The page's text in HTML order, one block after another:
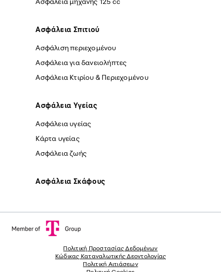
Ασφάλεια Σπιτιού
Ασφάλιση περιεχομένου
Ασφάλεια για δανειολήπτες
Ασφάλεια Κτιρίου & Περιεχομένου
Ασφάλεια Yγείας
Ασφάλεια υγείας
Κάρτα υγείας
Ασφάλεια ζωής
Ασφάλεια Σκάφους
Πολιτική Προστασίας Δεδομένων
Κώδικας Καταναλωτικής Δεοντολογίας
Πολιτική Αιτιάσεων